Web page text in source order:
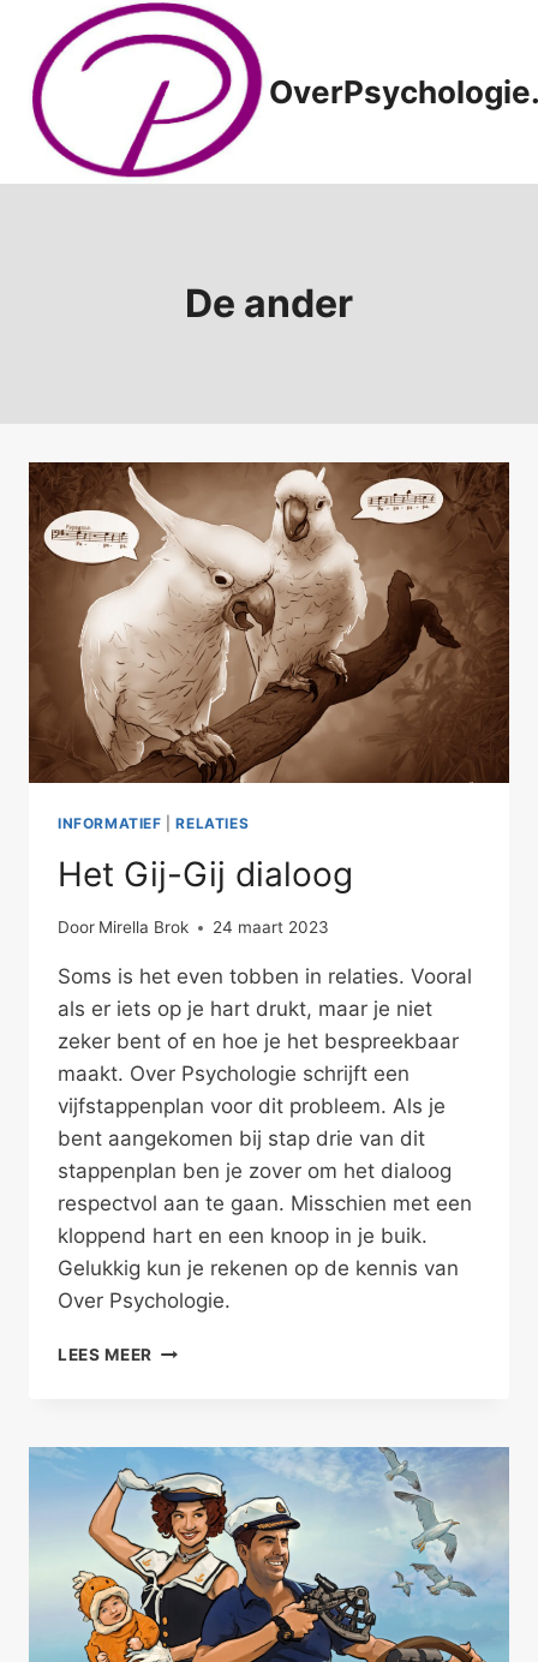
Doorgaan
inhoud
De ander
INFORMATIEF |RELATIES
Het Gij-Gij dialoog
Door Mirella Brok 24 maart 2023
Soms is het even tobben in relaties. Vooral
als er iets op je hart drukt, maar je niet
zeker bent of en hoe je het bespreekbaar
maakt. Over Psychologie schrijft een
vijfstappenplan voor dit probleem. Als je
bent aangekomen bij stap drie van dit
stappenplan ben je zover om het dialoog
respectvol aan te gaan. Misschien met een
kloppend hart en een knoop in je buik.
Gelukkig kun je rekenen op de kennis van
Over Psychologie.
LEES MEER HET